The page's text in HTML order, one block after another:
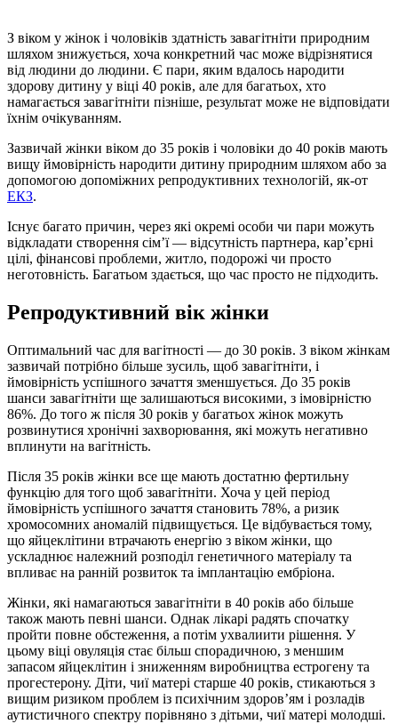
З віком у жінок і чоловіків здатність завагітніти природним
шляхом знижується, хоча конкретний час може відрізнятися
від людини до людини. Є пари, яким вдалось народити
здорову дитину у віці 40 років, але для багатьох, хто
намагається завагітніти пізніше, результат може не відповідати
їхнім очікуванням.
Зазвичай жінки віком до 35 років і чоловіки до 40 років мають
вищу ймовірність народити дитину природним шляхом або за
допомогою допоміжних репродуктивних технологій, як-от
ЕКЗ.
Існує багато причин, через які окремі особи чи пари можуть
відкладати створення сім’ї — відсутність партнера, кар’єрні
цілі, фінансові проблеми, житло, подорожі чи просто
неготовність. Багатьом здається, що час просто не підходить.
Репродуктивний вік жінки
Оптимальний час для вагітності — до 30 років. З віком жінкам
зазвичай потрібно більше зусиль, щоб завагітніти, і
ймовірність успішного зачаття зменшується. До 35 років
шанси завагітніти ще залишаються високими, з імовірністю
86%. До того ж після 30 років у багатьох жінок можуть
розвинутися хронічні захворювання, які можуть негативно
вплинути на вагітність.
Після 35 років жінки все ще мають достатню фертильну
функцію для того щоб завагітніти. Хоча у цей період
ймовірність успішного зачаття становить 78%, а ризик
хромосомних аномалій підвищується. Це відбувається тому,
що яйцеклітини втрачають енергію з віком жінки, що
ускладнює належний розподіл генетичного матеріалу та
впливає на ранній розвиток та імплантацію ембріона.
Жінки, які намагаються завагітніти в 40 років або більше
також мають певні шанси. Однак лікарі радять спочатку
пройти повне обстеження, а потім ухвалиити рішення. У
цьому віці овуляція стає більш спорадичною, з меншим
запасом яйцеклітин і зниженням виробництва естрогену та
прогестерону. Діти, чиї матерi старше 40 років, стикаються з
вищим ризиком проблем із психічним здоров’ям і розладів
аутистичного спектру порівняно з дітьми, чиї матерi молодші.